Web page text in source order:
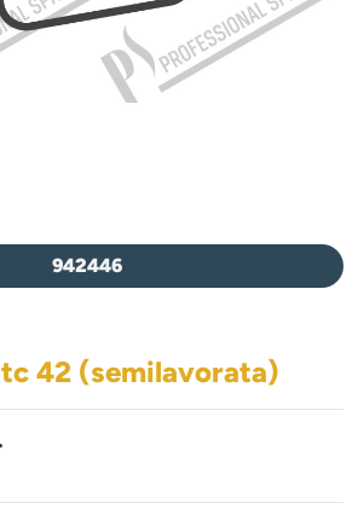
942446
42 (semilavorata)